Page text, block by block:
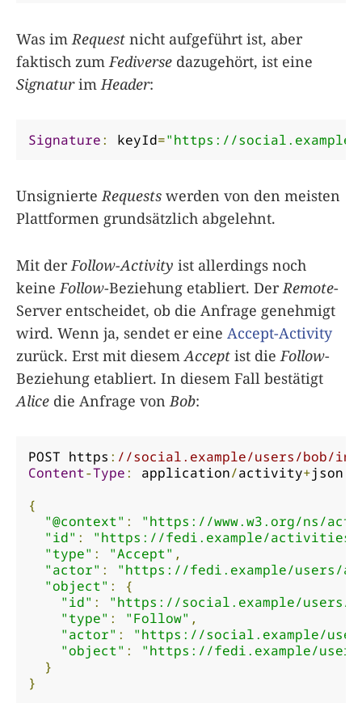
Was im Request nicht aufgeführt ist, aber
faktisch zum Fediverse dazugehört, ist eine
Signaturim Header:
Signature: keyId="https://social.example/
Unsignierte Requests werden von den meisten
Plattformen grundsätzlich abgelehnt.
Mit der Follow-Activity ist allerdings noch
keine Follow-Beziehung etabliert. Der Remote-
Server entscheidet, ob die Anfrage genehmigt
wird. Wenn ja, sendet er eine Accept-Activity
zurück. Erst mit diesem Accept ist die Follow-
Beziehung etabliert. In diesem Fall bestätigt
Alice die Anfrage von Bob:
POST https : //social.example/users/bob/
Content-Type: application/activity+json
{
"@context" :
"https://www.w3.org/ns/
"id" :
"https://fedi.example/activities/
"type" : "Accept" ,
"actor" :
"https://fedi.example/users/
"object" :
{
"id" :
"https://social.example/
"type" : "Follow" ,
"actor" :
"https://social.example/
"object" :
"https://fedi.example/
}
}